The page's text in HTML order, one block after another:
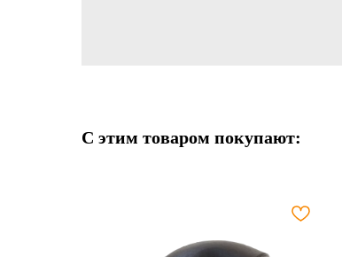
С этим товаром покупают: